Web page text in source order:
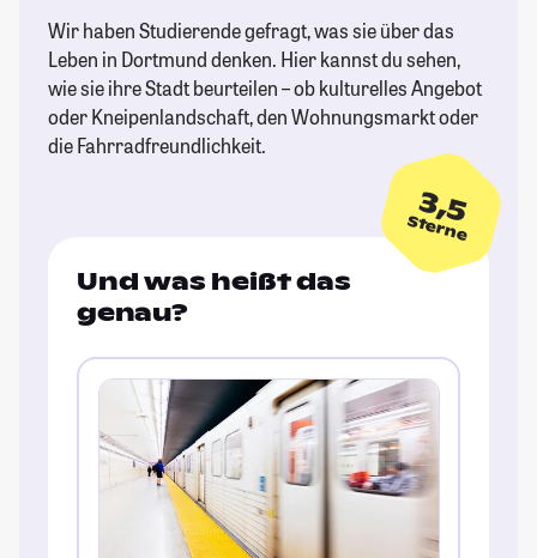
Wir haben Studierende gefragt, was sie über das
Leben in Dortmund denken. Hier kannst du sehen,
wie sie ihre Stadt beurteilen – ob kulturelles Angebot
oder Kneipenlandschaft, den Wohnungsmarkt oder
die Fahrradfreundlichkeit.
3,5
Sterne
Und was heißt das
genau?